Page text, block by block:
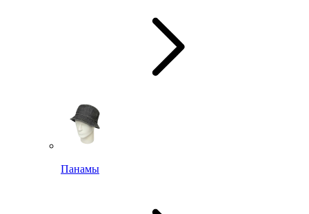
Панамы